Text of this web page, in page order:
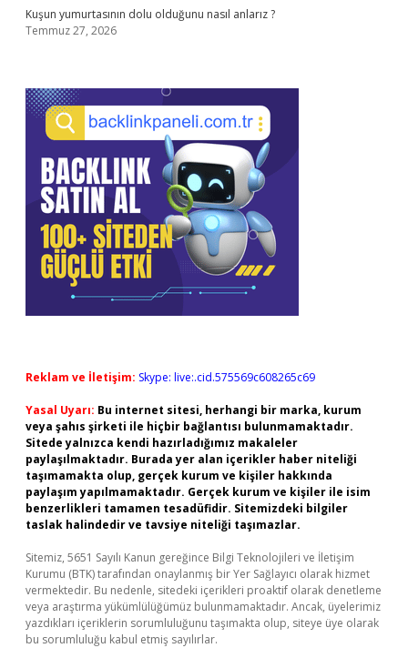
Kuşun yumurtasının dolu olduğunu nasıl anlarız ?
Temmuz 27, 2026
Reklam ve İletişim: Skype: live:.cid.575569c608265c69
Yasal Uyarı: Bu internet sitesi, herhangi bir marka, kurum
veya şahıs şirketi ile hiçbir bağlantısı bulunmamaktadır.
Sitede yalnızca kendi hazırladığımız makaleler
paylaşılmaktadır. Burada yer alan içerikler haber niteliği
taşımamakta olup, gerçek kurum ve kişiler hakkında
paylaşım yapılmamaktadır. Gerçek kurum ve kişiler ile isim
benzerlikleri tamamen tesadüfidir. Sitemizdeki bilgiler
taslak halindedir ve tavsiye niteliği taşımazlar.
Sitemiz, 5651 Sayılı Kanun gereğince Bilgi Teknolojileri ve İletişim
Kurumu (BTK) tarafından onaylanmış bir Yer Sağlayıcı olarak hizmet
vermektedir. Bu nedenle, sitedeki içerikleri proaktif olarak denetleme
veya araştırma yükümlülüğümüz bulunmamaktadır. Ancak, üyelerimiz
yazdıkları içeriklerin sorumluluğunu taşımakta olup, siteye üye olarak
bu sorumluluğu kabul etmiş sayılırlar.